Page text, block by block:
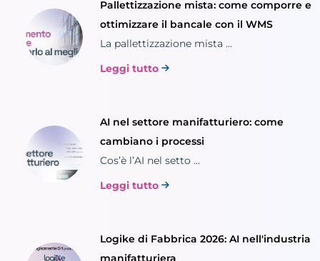
Pallettizzazione mista: come comporre e
ottimizzare il bancale con il WMS
La pallettizzazione mista ...
Leggi tutto
AI nel settore manifatturiero: come
cambiano i processi
Cos’è l’AI nel setto ...
Leggi tutto
Logike di Fabbrica 2026: AI nell'industria
manifatturiera